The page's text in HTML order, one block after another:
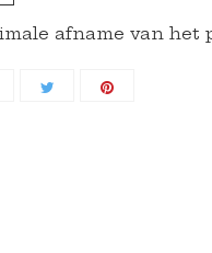
afname van het